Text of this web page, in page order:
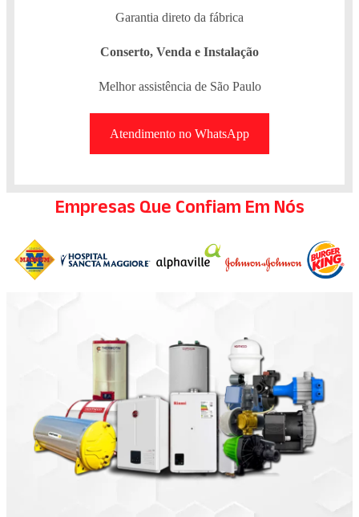
Garantia direto da fábrica
Conserto, Venda e Instalação
Melhor assistência de São Paulo
Atendimento no WhatsApp
Empresas Que Confiam Em Nós